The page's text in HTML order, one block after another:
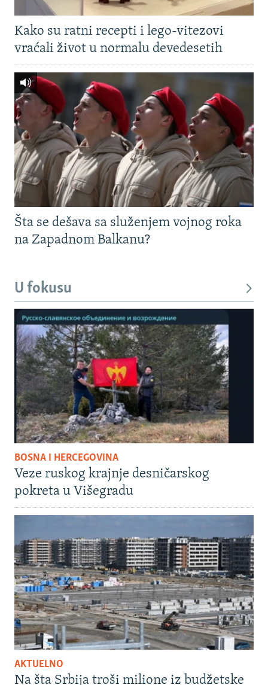
Kako su ratni recepti i lego-vitezovi
vraćali život u normalu devedesetih
Šta se dešava sa služenjem vojnog roka
na Zapadnom Balkanu?
U fokusu
BOSNA I HERCEGOVINA
Veze ruskog krajnje desničarskog
pokreta u Višegradu
AKTUELNO
Na šta Srbija troši milione iz budžetske